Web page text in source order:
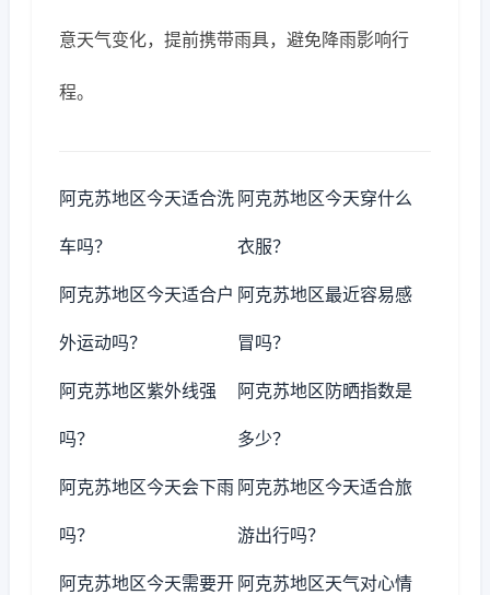
意天气变化，提前携带雨具，避免降雨影响行
程。
阿克苏地区今天适合洗
车吗？
阿克苏地区今天穿什么
衣服？
阿克苏地区今天适合户
外运动吗？
阿克苏地区最近容易感
冒吗？
阿克苏地区紫外线强
吗？
阿克苏地区防晒指数是
多少？
阿克苏地区今天会下雨
吗？
阿克苏地区今天适合旅
游出行吗？
阿克苏地区今天需要开 阿克苏地区天气对心情